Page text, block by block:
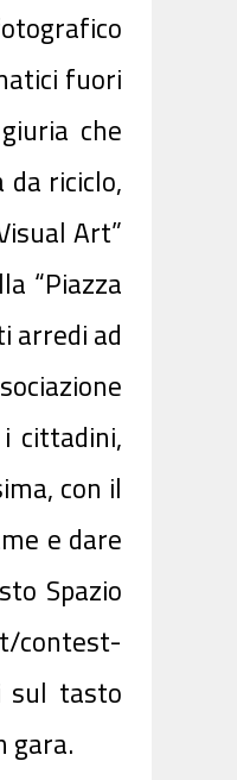
fuori
che
riciclo,
Art”
“Piazza
arredi ad
cittadini,
con il
e dare
Spazio
sul tasto
gara.